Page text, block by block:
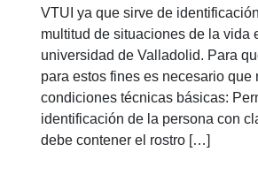
VTUI ya que sirve de
multitud de situaciones de la vida
universidad de Valladolid. Para
para estos fines es necesario que
condiciones técnicas básicas:
identificación de la persona con
debe contener el rostro […]